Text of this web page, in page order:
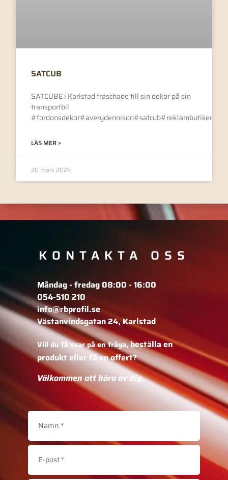
SATCUB
SATCUBE i Karlstad fräschade till sin dekor på sin
transportbil
LÄS MER »
20 mars 2024
KONTAKTA OSS
Måndag - fredag 08:00 - 16:00
054-510 210
info@rbprofil.se
Västanvindsgatan 24, Karlstad
Vill du få svar på en fråga,beställa en
produkt eller få en offert?
Välkommen att höra av dig.